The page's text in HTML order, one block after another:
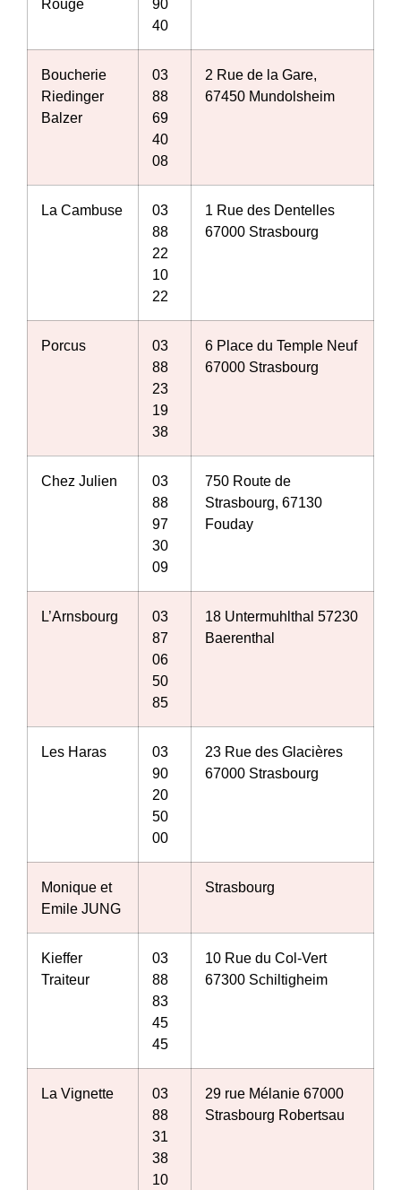
Rouge
90
40
Boucherie
Riedinger
Balzer
03
88
69
40
08
2 Rue de la Gare,
67450 Mundolsheim
La Cambuse
03
88
22
10
22
1 Rue des Dentelles
67000 Strasbourg
Porcus
03
88
23
19
38
6 Place du Temple Neuf
67000 Strasbourg
Chez Julien
03
88
97
30
09
750 Route de
Strasbourg, 67130
Fouday
L’Arnsbourg
03
87
06
50
85
18 Untermuhlthal 57230
Baerenthal
Les Haras
03
90
20
50
00
23 Rue des Glacières
67000 Strasbourg
Monique et
Emile JUNG
Strasbourg
Kieffer
Traiteur
03
88
83
45
45
10 Rue du Col-Vert
67300 Schiltigheim
La Vignette
03
88
31
38
10
29 rue Mélanie 67000
Strasbourg Robertsau